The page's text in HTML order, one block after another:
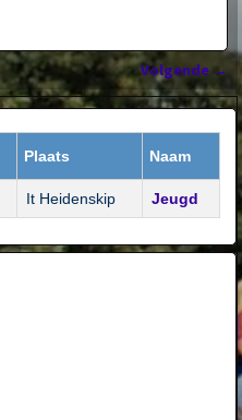
Volgende →
Plaats Naam
It Heidenskip Jeugd